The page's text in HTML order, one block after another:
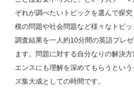
ぞれが調べたいトピックを選んで探
模の問題や社会問題など様々なトピ
調査結果を⼀⼈約10分間の英語プレ
ます。問題に対する⾃分なりの解決
エンスにも理解を深めてもらうとい
ズ集⼤成としての時間です。